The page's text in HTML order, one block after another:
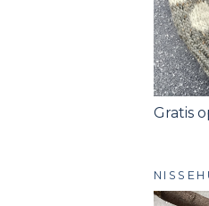
Gratis